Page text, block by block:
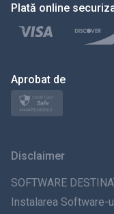
Türkçe
Polski
ภาษาไทย
Plată online
Aprobat de
Disclaimer
SOFTWARE
Instalarea Software-